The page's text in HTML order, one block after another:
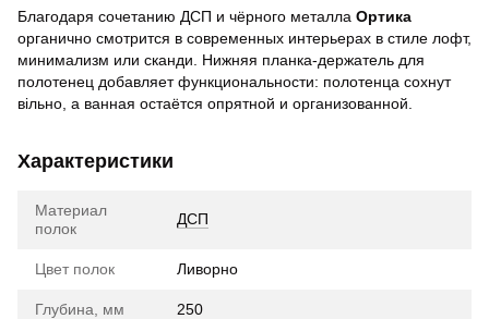
Благодаря сочетанию ДСП и чёрного металла Ортика
органично смотрится в современных интерьерах в стиле лофт,
минимализм или сканди. Нижняя планка-держатель для
полотенец добавляет функциональности: полотенца сохнут
вільно, а ванная остаётся опрятной и организованной.
Характеристики
Материал
полок
ДСП
Цвет полок Ливорно
Глубина, мм 250